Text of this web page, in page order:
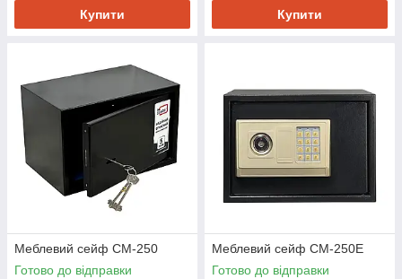
Купити Купити
Меблевий сейф СМ-250
Готово до відправки
Меблевий сейф СМ-250Е
Готово до відправки